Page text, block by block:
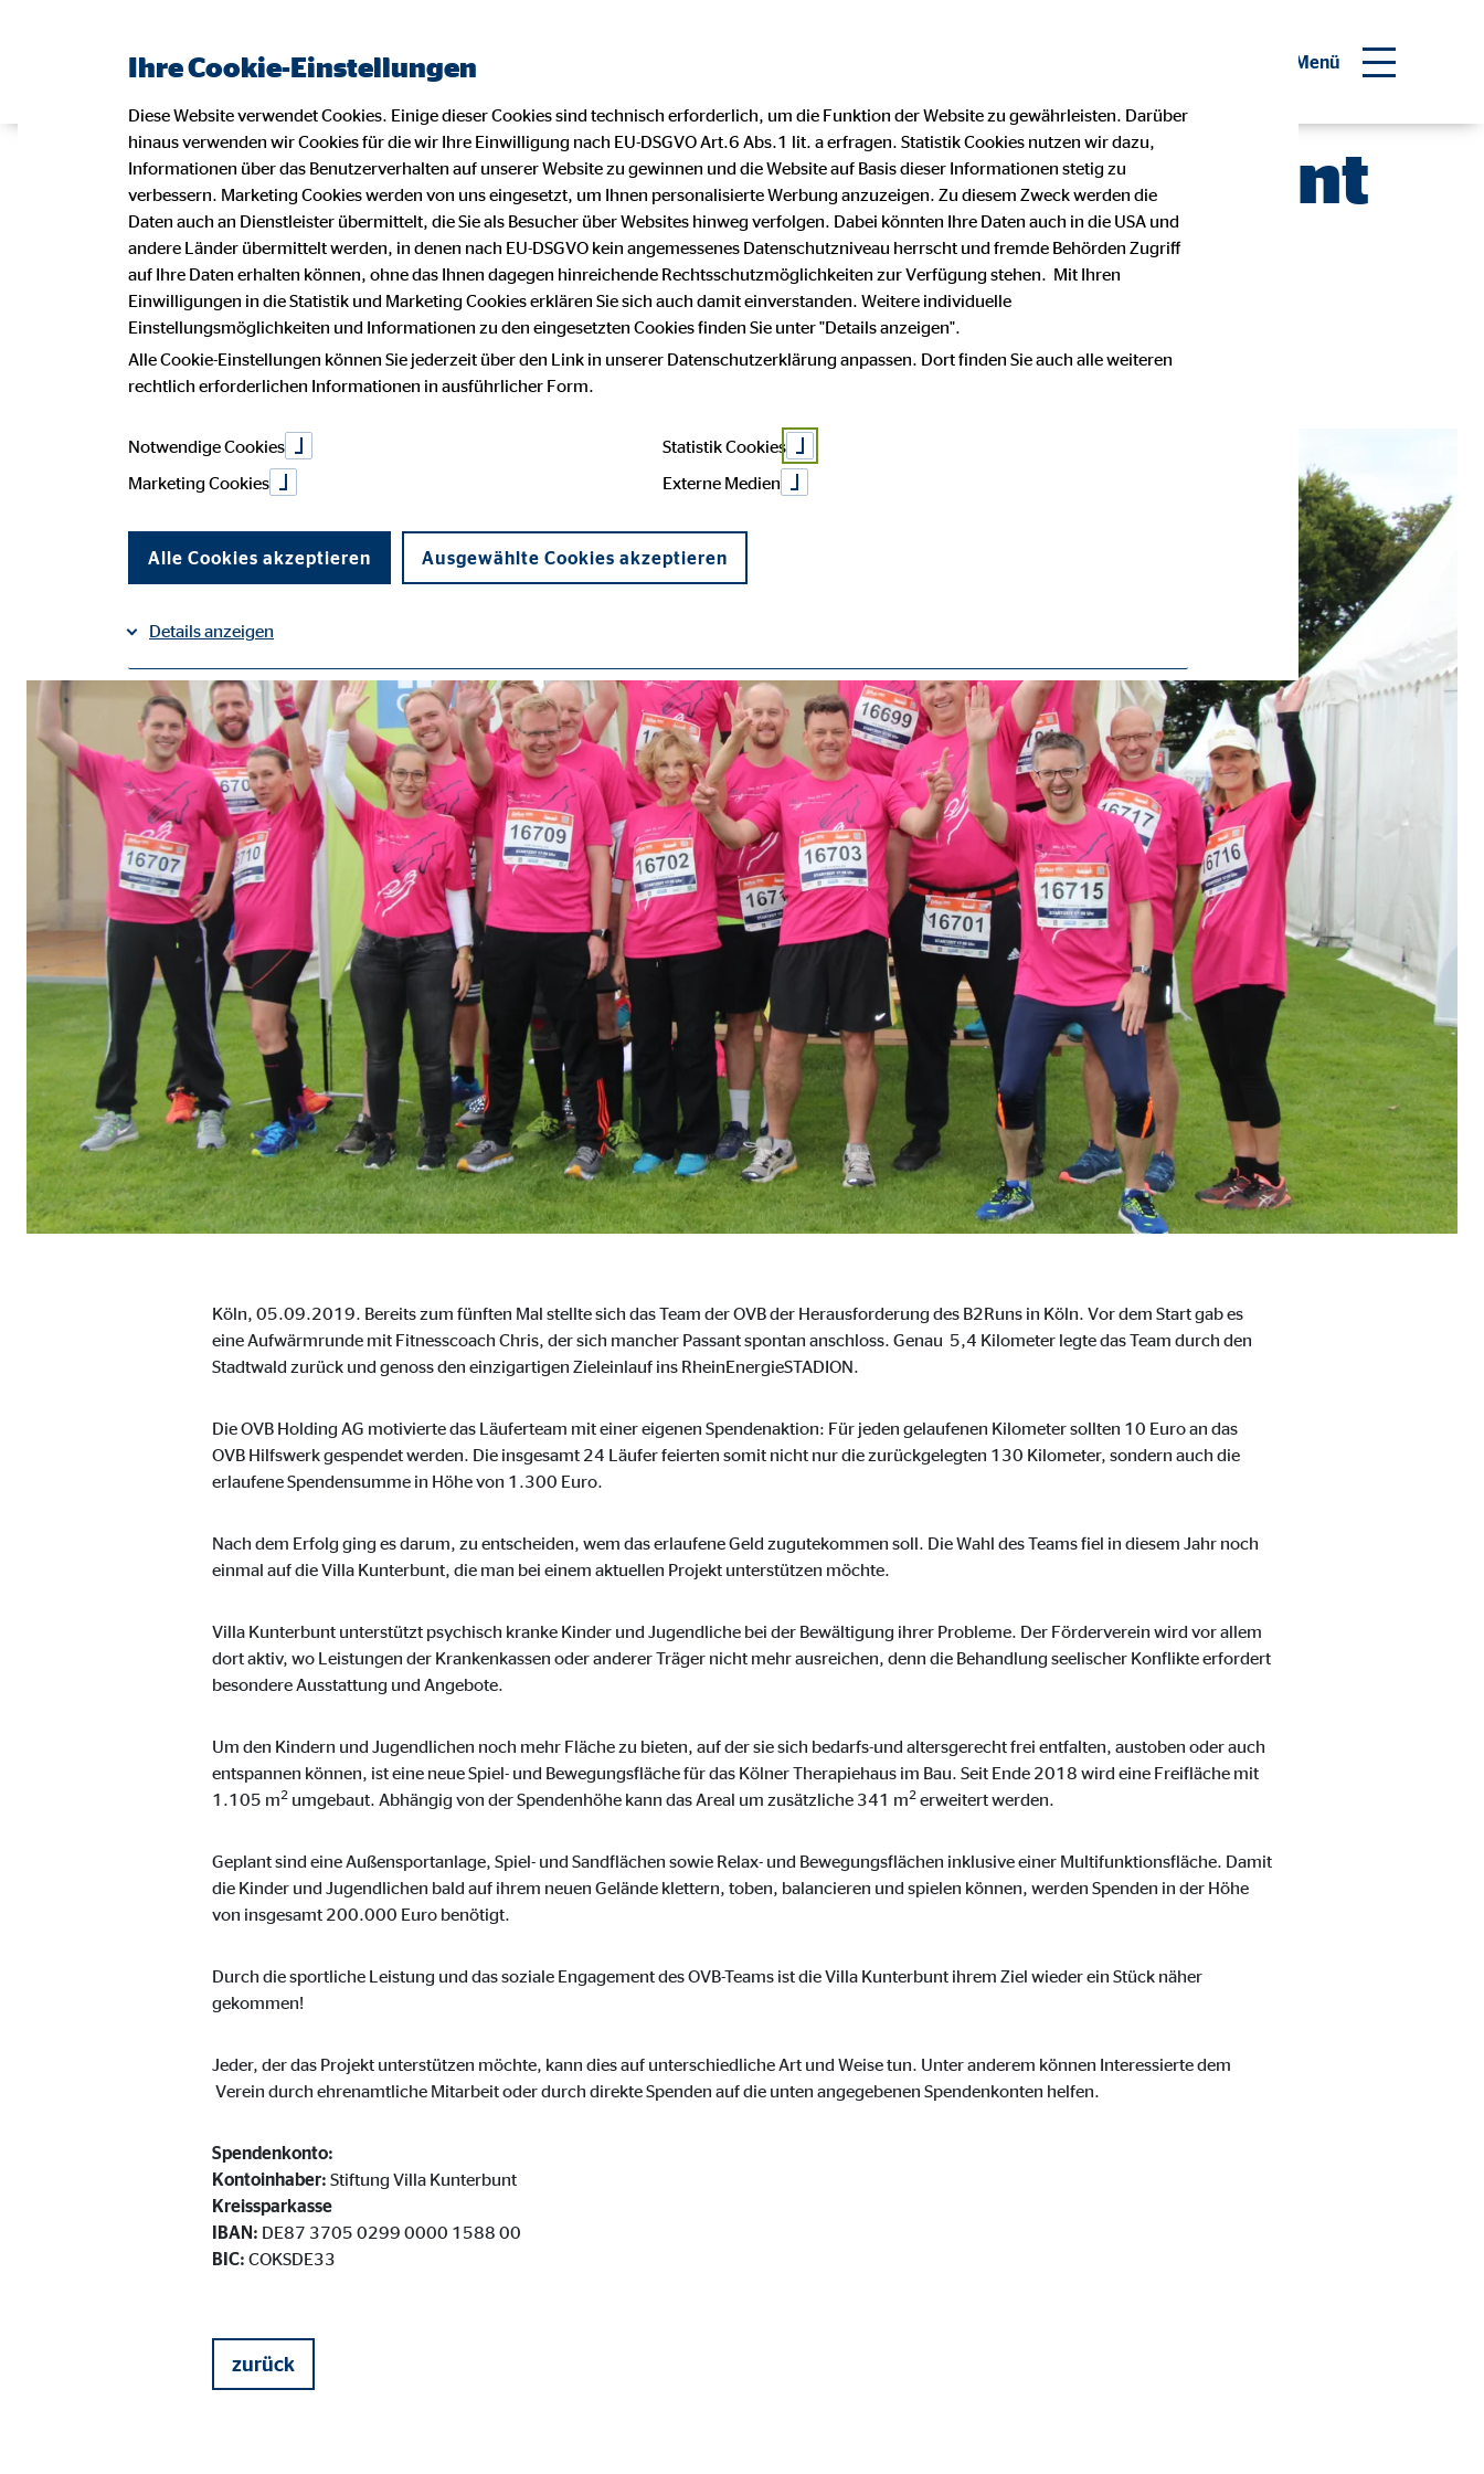
Menü
OVB hilft »laufend« für Villa Kunterbunt
05. September 2019|OVB-Hilfswerk
auf Facebook teilen
auf LinkedIn teilen
Köln, 05.09.2019. Bereits zum fünften Mal stellte sich das Team der OVB der Herausforderung des B2Runs in Köln. Vor dem Start gab es
eine Aufwärmrunde mit Fitnesscoach Chris, der sich mancher Passant spontan anschloss. Genau 5,4 Kilometer legte das Team durch den
Stadtwald zurück und genoss den einzigartigen Zieleinlauf ins RheinEnergieSTADION.
Die OVB Holding AG motivierte das Läuferteam mit einer eigenen Spendenaktion: Für jeden gelaufenen Kilometer sollten 10 Euro an das
OVB Hilfswerk gespendet werden. Die insgesamt 24 Läufer feierten somit nicht nur die zurückgelegten 130 Kilometer, sondern auch die
erlaufene Spendensumme in Höhe von 1.300 Euro.
Nach dem Erfolg ging es darum, zu entscheiden, wem das erlaufene Geld zugutekommen soll. Die Wahl des Teams fiel in diesem Jahr noch
einmal auf die Villa Kunterbunt, die man bei einem aktuellen Projekt unterstützen möchte.
Villa Kunterbunt unterstützt psychisch kranke Kinder und Jugendliche bei der Bewältigung ihrer Probleme. Der Förderverein wird vor allem
dort aktiv, wo Leistungen der Krankenkassen oder anderer Träger nicht mehr ausreichen, denn die Behandlung seelischer Konflikte erfordert
besondere Ausstattung und Angebote.
Um den Kindern und Jugendlichen noch mehr Fläche zu bieten, auf der sie sich bedarfs-und altersgerecht frei entfalten, austoben oder auch
entspannen können, ist eine neue Spiel- und Bewegungsfläche für das Kölner Therapiehaus im Bau. Seit Ende 2018 wird eine Freifläche mit
1.105 m2 umgebaut. Abhängig von der Spendenhöhe kann das Areal um zusätzliche 341 m2 erweitert werden.
Geplant sind eine Außensportanlage, Spiel- und Sandflächen sowie Relax- und Bewegungsflächen inklusive einer Multifunktionsfläche. Damit
die Kinder und Jugendlichen bald auf ihrem neuen Gelände klettern, toben, balancieren und spielen können, werden Spenden in der Höhe
von insgesamt 200.000 Euro benötigt.
Durch die sportliche Leistung und das soziale Engagement des OVB-Teams ist die Villa Kunterbunt ihrem Ziel wieder ein Stück näher
gekommen!
Jeder, der das Projekt unterstützen möchte, kann dies auf unterschiedliche Art und Weise tun. Unter anderem können Interessierte dem
Verein durch ehrenamtliche Mitarbeit oder durch direkte Spenden auf die unten angegebenen Spendenkonten helfen.
Spendenkonto:
Kontoinhaber: Stiftung Villa Kunterbunt
Kreissparkasse
IBAN: DE87 3705 0299 0000 1588 00
BIC: COKSDE33
zurück
Ihre Cookie-Einstellungen
Diese Website verwendet Cookies. Einige dieser Cookies sind technisch erforderlich, um die Funktion der Website zu gewährleisten. Darüber
hinaus verwenden wir Cookies für die wir Ihre Einwilligung nach EU-DSGVO Art.6 Abs.1 lit. a erfragen. Statistik Cookies nutzen wir dazu,
Informationen über das Benutzerverhalten auf unserer Website zu gewinnen und die Website auf Basis dieser Informationen stetig zu
verbessern. Marketing Cookies werden von uns eingesetzt, um Ihnen personalisierte Werbung anzuzeigen. Zu diesem Zweck werden die
Daten auch an Dienstleister übermittelt, die Sie als Besucher über Websites hinweg verfolgen. Dabei könnten Ihre Daten auch in die USA und
andere Länder übermittelt werden, in denen nach EU-DSGVO kein angemessenes Datenschutzniveau herrscht und fremde Behörden Zugriff
auf Ihre Daten erhalten können, ohne das Ihnen dagegen hinreichende Rechtsschutzmöglichkeiten zur Verfügung stehen. Mit Ihren
Einwilligungen in die Statistik und Marketing Cookies erklären Sie sich auch damit einverstanden. Weitere individuelle
Einstellungsmöglichkeiten und Informationen zu den eingesetzten Cookies finden Sie unter "Details anzeigen".
Alle Cookie-Einstellungen können Sie jederzeit über den Link in unserer Datenschutzerklärung anpassen. Dort finden Sie auch alle weiteren
rechtlich erforderlichen Informationen in ausführlicher Form.
Notwendige Cookies
Statistik Cookies
Marketing Cookies
Externe Medien
Alle Cookies akzeptieren Ausgewählte Cookies akzeptieren
Details anzeigen
Notwendige Cookies
Notwendige Cookies ermöglichen grundlegende Funktionen und sind für die einwandfreie Funktion der Website erforderlich. Die Deaktivierung kann die
Funktion der Webseite einschränken.
Benutzereinstellungen | Empfänger: OVB
Name: fe_typo_user
Anbieter: TYPO3 Association
Zweck: Speicherung von Benutzereinstellungen
Cookie Laufzeit: Browser-Sitzung
Einverständnis Cookie | Empfänger: OVB
Name: cookie_consent_v2
Anbieter: mindshape
Zweck: Speichern Ihrer Einwilligungen
Statistik Cookies
Statistik Cookies erfassen Informationen anonym. Diese Informationen helfen uns zu verstehen, wie unsere Besucher unsere Website nutzen.
Google Analytics | Empfänger: OVB, Google Ireland Ltd.
_ga, _gat_UA-41411249-1, _gid
Zweck: Erhebung von Statistiken zur Website-Nutzung
Besucher über die Websites hinweg verfolgen.
Anbieter: Facebook Ireland Ltd.
Cookie Laufzeit:
Adform | Empfänger: OVB, Adform A/S
Anbieter:
Zweck:
Cookie Laufzeit: 2 Monate
Inhalte von Video- und Kartenplattformen werden beim Besuch unserer Webseite standardmäßig blockiert. Durch das Akzeptieren von externen Medien
Impressum |Datenschutz